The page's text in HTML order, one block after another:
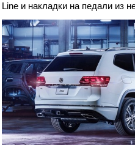
Line и накладки на педали из